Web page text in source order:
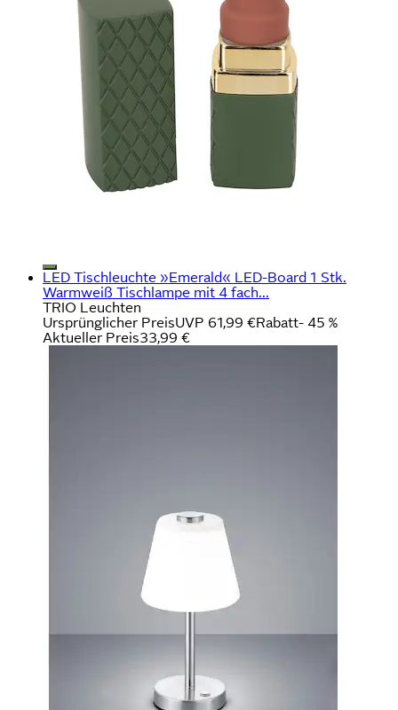
LED Tischleuchte »Emerald« LED-Board 1 Stk.
Warmweiß Tischlampe mit 4 fach...
TRIO Leuchten
Ursprünglicher PreisUVP 61,99 €Rabatt- 45 %
Aktueller Preis33,99 €